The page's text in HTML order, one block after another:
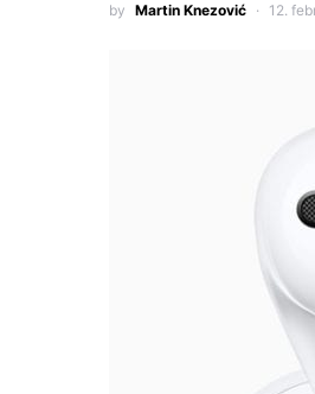
by Martin Knezović 12.